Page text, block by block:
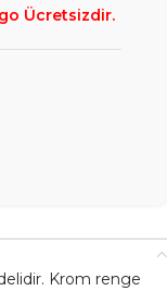
Ücretsizdir.
Krom renge